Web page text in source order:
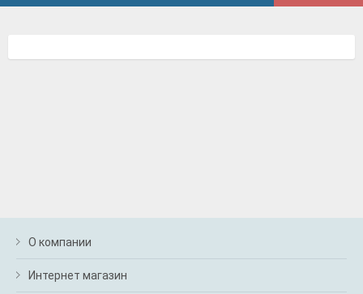
О компании
Интернет магазин